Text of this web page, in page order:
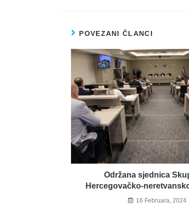
POVEZANI ČLANCI
Održana sjednica
Hercegovačko-
16 Februara, 2024